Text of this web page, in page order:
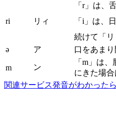
ri リィ
「r」は、
「i」は、
続けて「リ
ə
ア 口をあま
m ン
「m」は
にきた場合
関連サービス発音がわかった